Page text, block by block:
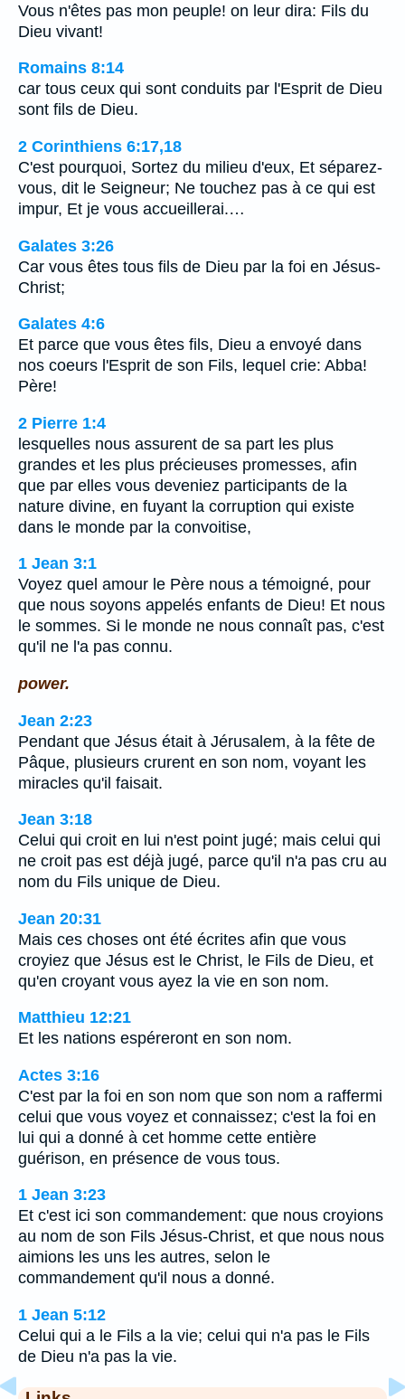
Vous n'êtes pas mon peuple! on leur dira: Fils du
Dieu vivant!
Romains 8:14
car tous ceux qui sont conduits par l'Esprit de Dieu
sont fils de Dieu.
2 Corinthiens 6:17,18
C'est pourquoi, Sortez du milieu d'eux, Et séparez-
vous, dit le Seigneur; Ne touchez pas à ce qui est
impur, Et je vous accueillerai.…
Galates 3:26
Car vous êtes tous fils de Dieu par la foi en Jésus-
Christ;
Galates 4:6
Et parce que vous êtes fils, Dieu a envoyé dans
nos coeurs l'Esprit de son Fils, lequel crie: Abba!
Père!
2 Pierre 1:4
lesquelles nous assurent de sa part les plus
grandes et les plus précieuses promesses, afin
que par elles vous deveniez participants de la
nature divine, en fuyant la corruption qui existe
dans le monde par la convoitise,
1 Jean 3:1
Voyez quel amour le Père nous a témoigné, pour
que nous soyons appelés enfants de Dieu! Et nous
le sommes. Si le monde ne nous connaît pas, c'est
qu'il ne l'a pas connu.
power.
Jean 2:23
Pendant que Jésus était à Jérusalem, à la fête de
Pâque, plusieurs crurent en son nom, voyant les
miracles qu'il faisait.
Jean 3:18
Celui qui croit en lui n'est point jugé; mais celui qui
ne croit pas est déjà jugé, parce qu'il n'a pas cru au
nom du Fils unique de Dieu.
Jean 20:31
Mais ces choses ont été écrites afin que vous
croyiez que Jésus est le Christ, le Fils de Dieu, et
qu'en croyant vous ayez la vie en son nom.
Matthieu 12:21
Et les nations espéreront en son nom.
Actes 3:16
C'est par la foi en son nom que son nom a raffermi
celui que vous voyez et connaissez; c'est la foi en
lui qui a donné à cet homme cette entière
guérison, en présence de vous tous.
1 Jean 3:23
Et c'est ici son commandement: que nous croyions
au nom de son Fils Jésus-Christ, et que nous nous
aimions les uns les autres, selon le
commandement qu'il nous a donné.
1 Jean 5:12
Celui qui a le Fils a la vie; celui qui n'a pas le Fils
de Dieu n'a pas la vie.